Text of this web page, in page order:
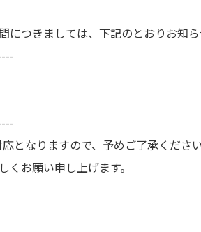
つきましては、下記のとおりお知ら
となりますので、予めご了承ください
お願い申し上げます。